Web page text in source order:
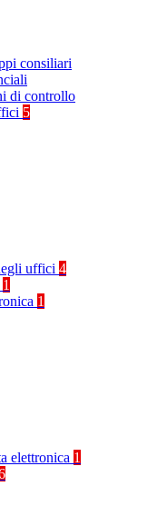
consiliari
di controllo
5
uffici 4
1
1
elettronica 1